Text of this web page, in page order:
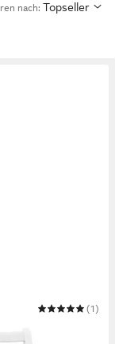
nach: Topseller
(1)